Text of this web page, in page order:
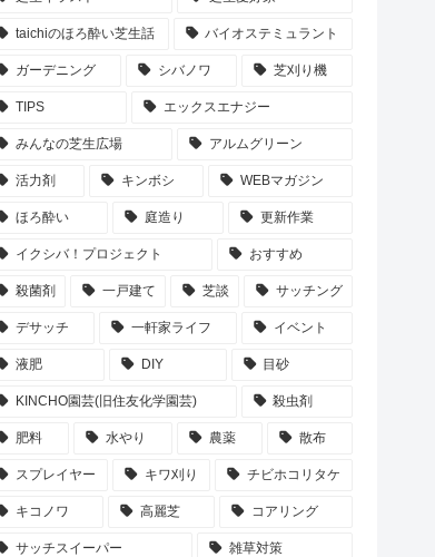
taichiのほろ酔い芝生話 バイオステミュラント
ガーデニング シバノワ 芝刈り機
TIPS エックスエナジー
みんなの芝生広場 アルムグリーン
活力剤 キンボシ WEBマガジン
ほろ酔い 庭造り 更新作業
イクシバ！プロジェクト おすすめ
殺菌剤 一戸建て 芝談 サッチング
デサッチ 一軒家ライフ イベント
液肥 DIY 目砂
KINCHO園芸(旧住友化学園芸) 殺虫剤
肥料 水やり 農薬 散布
スプレイヤー キワ刈り チビホコリタケ
キコノワ 高麗芝 コアリング
サッチスイーパー 雑草対策